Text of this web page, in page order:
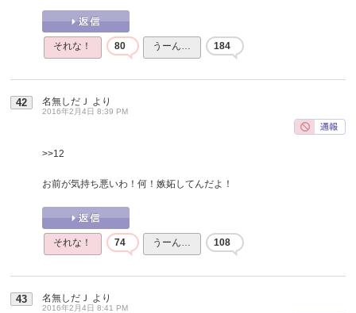
それな！ 80 うーん… 184
42 名無しだＪ より
2016年2月4日 8:39 PM
>>12
お前が気持ち悪いわ！何！嫉妬してんだよ！
それな！ 74 うーん… 108
43 名無しだＪ より
2016年2月4日 8:41 PM